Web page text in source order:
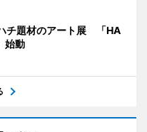
チ題材のアート展 「HA
始動